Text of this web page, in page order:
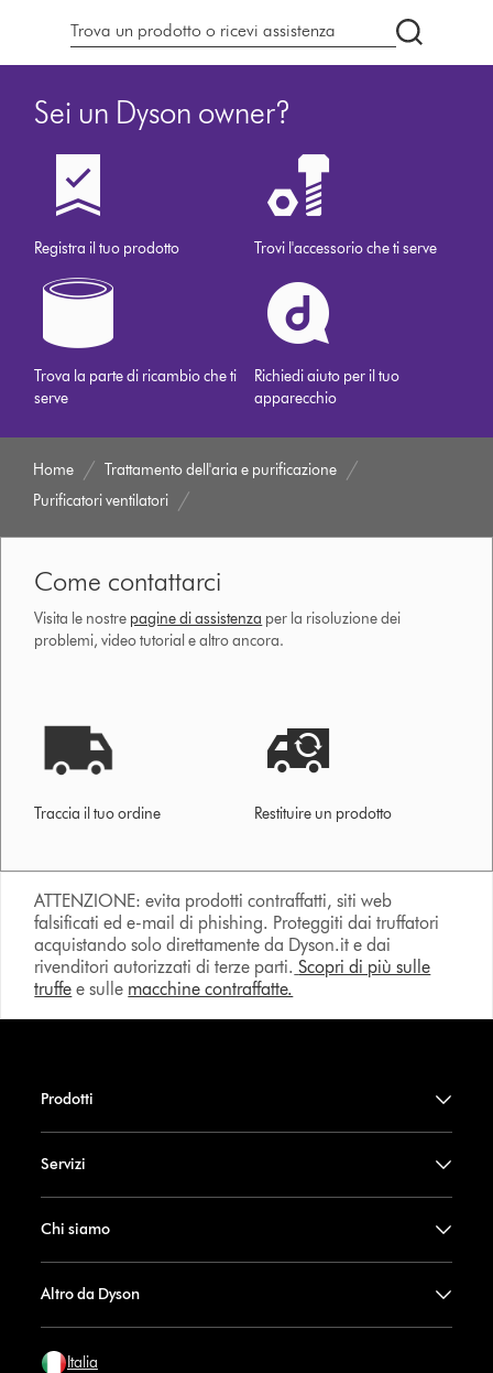
Cerca
su
Sei un Dyson owner?
Registra il tuo prodotto Trovi l'accessorio che ti serve
Trova la parte di ricambio che ti
serve
Richiedi aiuto per il tuo
apparecchio
Home
Trattamento dell'aria e purificazione
Purificatori ventilatori
Come contattarci
Visita le nostre pagine di assistenza per la risoluzione dei
problemi, video tutorial e altro ancora.
Traccia il tuo ordine Restituire un prodotto
ATTENZIONE: evita prodotti contraffatti, siti web
falsificati ed e-mail di phishing. Proteggiti dai truffatori
acquistando solo direttamente da Dyson.it e dai
rivenditori autorizzati di terze parti. Scopri di più sulle
truffe e sulle macchine contraffatte.
Prodotti
Servizi
Chi siamo
Altro da Dyson
Italia